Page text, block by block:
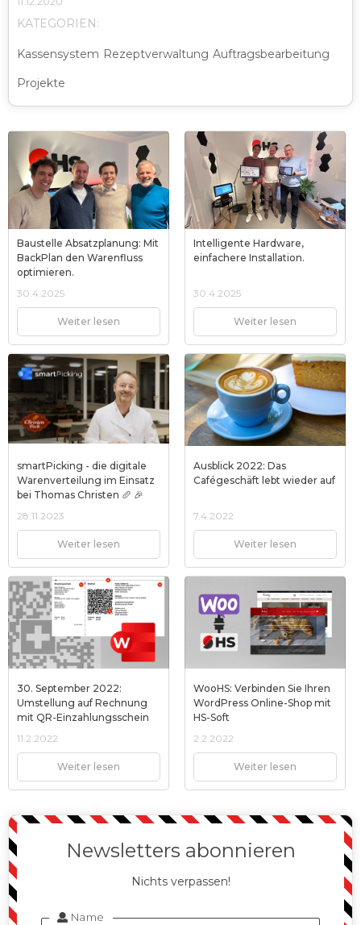
KATEGORIEN:
Kassensystem Rezeptverwaltung Auftragsbearbeitung
Projekte
Baustelle Absatzplanung: Mit
BackPlan den Warenfluss
optimieren.
30.4.2025
Weiter lesen
Intelligente Hardware,
einfachere Installation.
30.4.2025
Weiter lesen
smartPicking - die digitale
Warenverteilung im Einsatz
bei Thomas Christen 🥖 🎉
28.11.2023
Weiter lesen
Ausblick 2022: Das
Cafégeschäft lebt wieder auf
7.4.2022
Weiter lesen
30. September 2022:
Umstellung auf Rechnung
mit QR-Einzahlungsschein
11.2.2022
Weiter lesen
WooHS: Verbinden Sie Ihren
WordPress Online-Shop mit
HS-Soft
2.2.2022
Weiter lesen
Newsletters abonnieren
Nichts verpassen!
 Name